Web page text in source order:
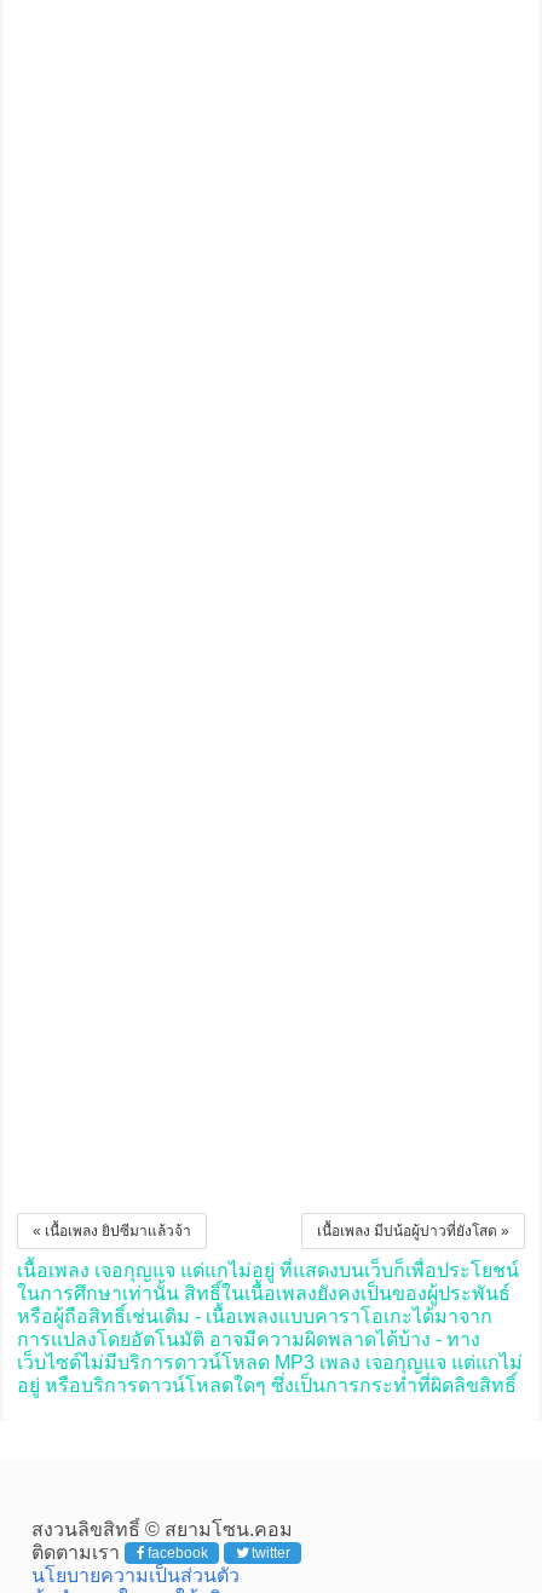
เนื้อเพลง มีบ่น้อผู้บ่าวที่ยังโสด »
« เนื้อเพลง ยิปซีมาแล้วจ้า
เนื้อเพลง เจอกุญแจ แต่แกไม่อยู่ ที่แสดงบนเว็บก็เพื่อประโยชน์
ในการศึกษาเท่านั้น สิทธิ์ในเนื้อเพลงยังคงเป็นของผู้ประพันธ์
หรือผู้ถือสิทธิ์เช่นเดิม - เนื้อเพลงแบบคาราโอเกะได้มาจาก
การแปลงโดยอัตโนมัติ อาจมีความผิดพลาดได้บ้าง - ทาง
เว็บไซต์ไม่มีบริการดาวน์โหลด MP3 เพลง เจอกุญแจ แต่แกไม่
อยู่ หรือบริการดาวน์โหลดใดๆ ซึ่งเป็นการกระทำที่ผิดลิขสิทธิ์
สงวนลิขสิทธิ์ © สยามโซน.คอม
ติดตามเรา
facebook twitter
นโยบายความเป็นส่วนตัว